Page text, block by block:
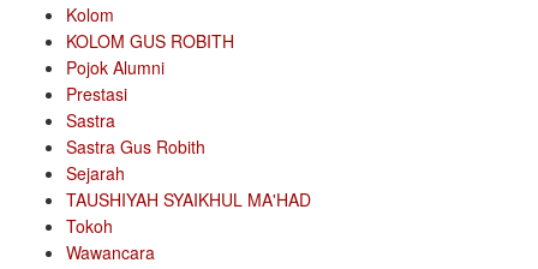
Kolom
KOLOM GUS ROBITH
Pojok Alumni
Prestasi
Sastra
Sastra Gus Robith
Sejarah
TAUSHIYAH SYAIKHUL MA'HAD
Tokoh
Wawancara